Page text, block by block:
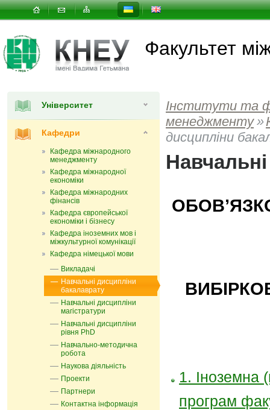
Факультет
Університет
Кафедри
Кафедра міжнародного
менеджменту
Кафедра міжнародної
економіки
Кафедра міжнародних
фінансів
Кафедра європейської
економіки і бізнесу
Кафедра іноземних мов і
міжкультурної комунікації
Кафедра німецької мови
Викладачі
Навчальні дисципліни
бакалаврату
Навчальні дисципліни
магістратури
Навчальні дисципліни
рівня PhD
Навчально-методична
робота
Наукова діяльність
Проекти
Партнери
Контактна інформація
Інститути та
менеджменту »
дисципліни
1. Іноземна
програм